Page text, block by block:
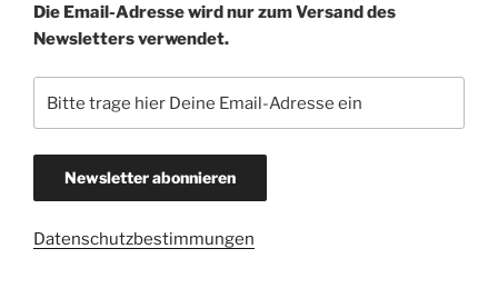
Die Email-Adresse wird nur zum Versand des
Newsletters verwendet.
Datenschutzbestimmungen